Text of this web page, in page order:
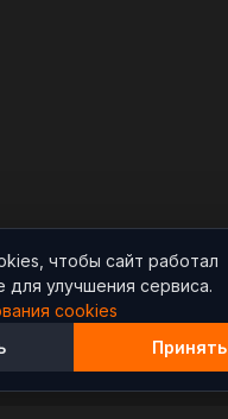
чтобы сайт работал
для улучшения сервиса.
cookies
Принять